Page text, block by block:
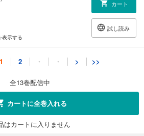
カート
試し読み
表示する
ようこそ 十一
表示する
ようこそ 十ニ
1 2 ・ ・ > >>
全13巻配信中
カートに全巻入れる
はカートに入りません